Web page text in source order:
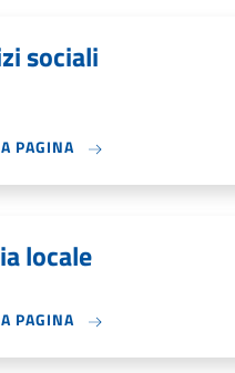
sociali
PAGINA
locale
PAGINA